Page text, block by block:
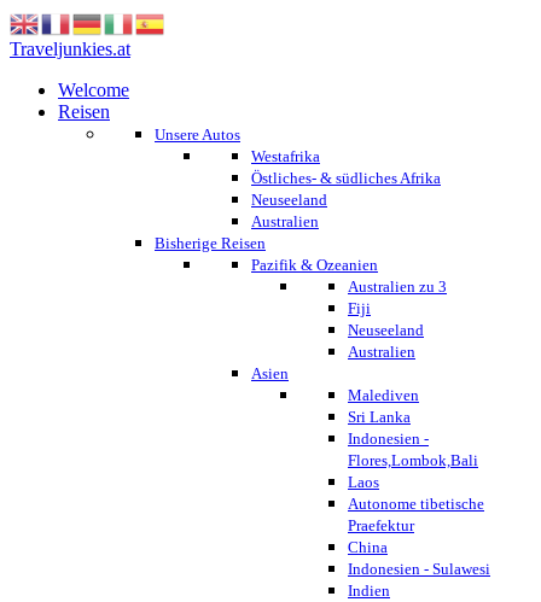
Traveljunkies.at
Welcome
Reisen
Unsere Autos
Westafrika
Östliches- & südliches Afrika
Neuseeland
Australien
Bisherige Reisen
Pazifik & Ozeanien
Australien zu 3
Fiji
Neuseeland
Australien
Asien
Malediven
Sri Lanka
Indonesien -
Flores,Lombok,Bali
Laos
Autonome tibetische
Praefektur
China
Indonesien - Sulawesi
Indien